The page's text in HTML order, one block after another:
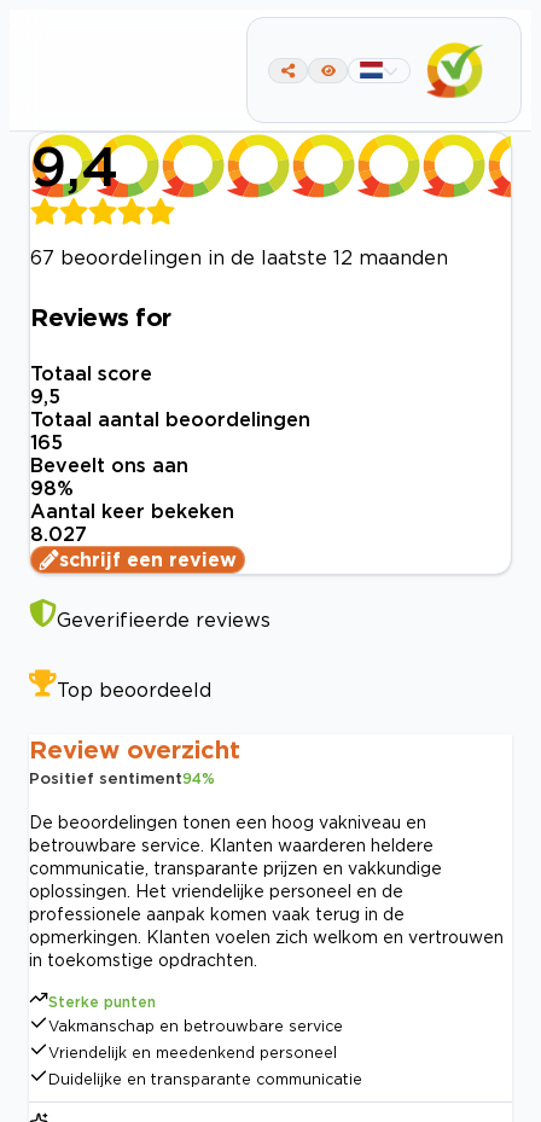
9,4
67 beoordelingen in de laatste 12 maanden
Reviews for
Totaal score
9,5
Totaal aantal beoordelingen
165
Beveelt ons aan
98%
Aantal keer bekeken
8.027
schrijf een review
Geverifieerde reviews
Top beoordeeld
Review overzicht
Positief sentiment94%
De beoordelingen tonen een hoog vakniveau en
betrouwbare service. Klanten waarderen heldere
communicatie, transparante prijzen en vakkundige
oplossingen. Het vriendelijke personeel en de
professionele aanpak komen vaak terug in de
opmerkingen. Klanten voelen zich welkom en vertrouwen
in toekomstige opdrachten.
Sterke punten
Vakmanschap en betrouwbare service
Vriendelijk en meedenkend personeel
Duidelijke en transparante communicatie